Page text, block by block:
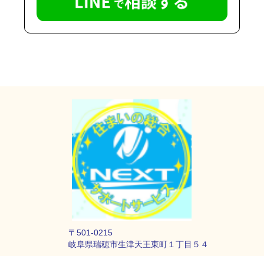
〒501-0215
岐阜県瑞穂市生津天王東町１丁目５４